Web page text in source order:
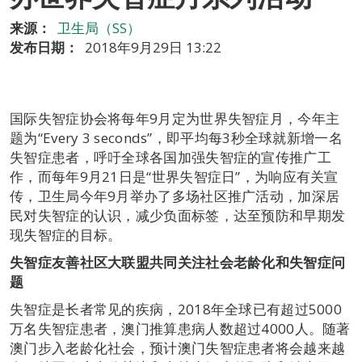
来源：
卫生局（SS）
发布日期：
2018年9月29日 13:22
国际失智症协会将每年9月定为世界失智症月，今年主
题为“Every 3 seconds”，即平均每3秒全球就新增一名
失智症患者，呼吁全球各国加强失智症的宣传推广工
作，而每年9月21日是“世界失智症日”，为响应有关宣
传，卫生局今年9月举办了多场社区推广活动，加深居
民对失智症的认识，减少负面标签，达至预防和早期发
现失智症的目标。
失智症友善社区大联盟共同关注社会老龄化和失智症问
题
失智症是长者常见的疾病，2018年全球已有超过5000
万名失智症患者，澳门推算患病人数超过4000人。随著
澳门步入老龄化社会，预计澳门失智症患者将会越来越